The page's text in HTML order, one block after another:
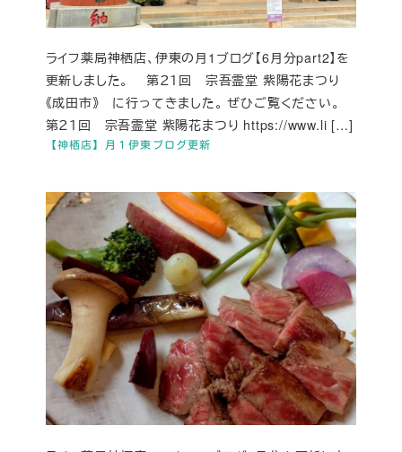
【神栖店】月１伊東ブログ更新
ライフ薬局神栖店、伊東の月1ブログ【6月分part2】を
更新しました。 第２１回 宗吾霊堂 紫陽花まつり
《成田市》 に行ってきました。 ぜひご覧ください。
第２１回 宗吾霊堂 紫陽花まつり https://www.li […]